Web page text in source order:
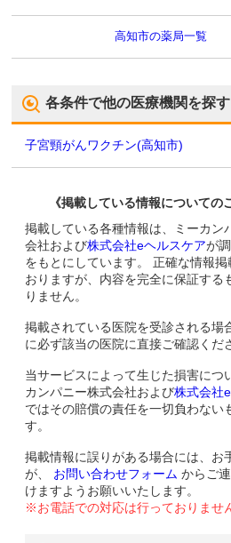
高知市の薬局一覧
各条件で他の医療機関を探す
子宮頸がんワクチン(高知市)
《掲載している情報についての
掲載している各種情報は、ミーカン
会社および株式会社eヘルスケアが
をもとにしています。 正確な情報掲
おりますが、内容を完全に保証する
りません。
掲載されている医院を受診される場
に必ず該当の医院に直接ご確認くだ
当サービスによって生じた損害につ
カンパニー株式会社および株式会社
ではその賠償の責任を一切負わない
す。
掲載情報に誤りがある場合には、お
が、
お問い合わせフォーム からご
けますようお願いいたします。
※お電話での対応は行っておりませ